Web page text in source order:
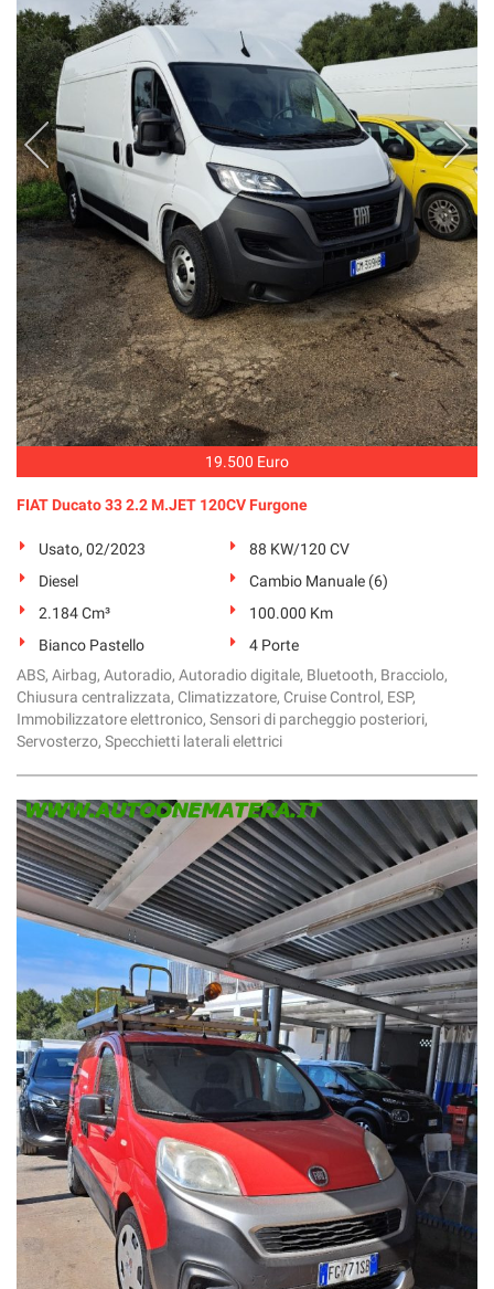
19.500 Euro
FIAT Ducato 33 2.2 M.JET 120CV Furgone
Usato, 02/2023
88 KW/120 CV
Diesel
Cambio Manuale (6)
2.184 Cm³
100.000 Km
Bianco Pastello
4 Porte
ABS, Airbag, Autoradio, Autoradio digitale, Bluetooth, Bracciolo,
Chiusura centralizzata, Climatizzatore, Cruise Control, ESP,
Immobilizzatore elettronico, Sensori di parcheggio posteriori,
Servosterzo, Specchietti laterali elettrici